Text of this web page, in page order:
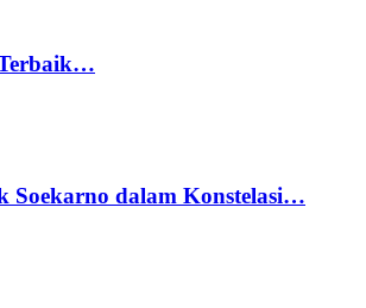
Soekarno dalam Konstelasi…